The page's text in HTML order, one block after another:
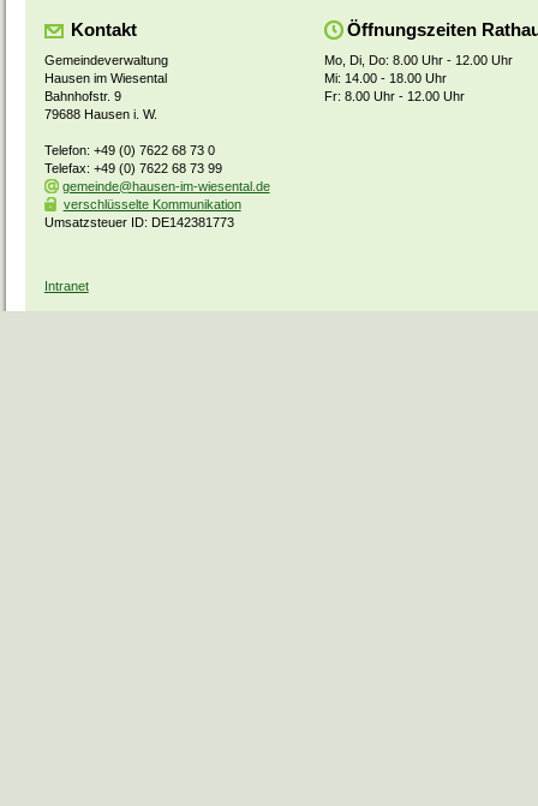
Kontakt
Gemeindeverwaltung
Hausen im Wiesental
Bahnhofstr. 9
79688 Hausen i. W.
Telefon: +49 (0) 7622 68 73 0
Telefax: +49 (0) 7622 68 73 99
gemeinde@hausen-im-wiesental.de
verschlüsselte Kommunikation
Umsatzsteuer ID: DE142381773
Öffnungszeiten
Mo, Di, Do: 8.00 Uhr - 12.00 Uhr
Mi: 14.00 - 18.00 Uhr
Fr: 8.00 Uhr - 12.00 Uhr
Intranet